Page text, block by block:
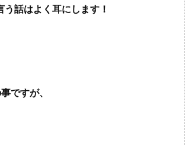
う話はよく耳にします！
ですが、